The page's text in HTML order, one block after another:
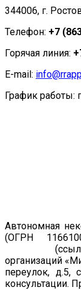
344006, г.
Телефон: +7
Горячая линия:
E-mail:
График работы:
Автономная
(ОГРН
организаций
переулок, д.5,
консультации.